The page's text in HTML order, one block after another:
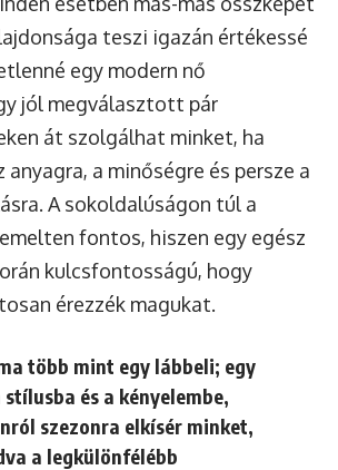
teszi igazán értékessé
egy modern nő
jól megválasztott pár
át szolgálhat minket, ha
anyagra, a minőségre és persze a
A sokoldalúságon túl a
fontos, hiszen egy egész
kulcsfontosságú, hogy
érezzék magukat.
több mint egy lábbeli; egy
és a kényelembe,
szezonra elkísér minket,
a legkülönfélébb